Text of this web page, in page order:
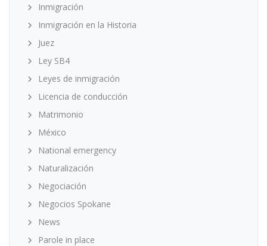
Inmigración
Inmigración en la Historia
Juez
Ley SB4
Leyes de inmigración
Licencia de conducción
Matrimonio
México
National emergency
Naturalización
Negociación
Negocios Spokane
News
Parole in place